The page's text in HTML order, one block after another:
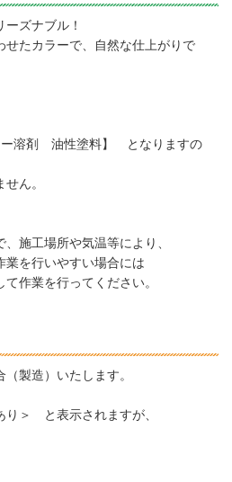
ズナブル！
せたカラーで、自然な仕上がりで
溶剤 油性塗料】 となりますの
ん。
施工場所や気温等により、
業を行いやすい場合には
作業を行ってください。
製造）いたします。
＞ と表示されますが、